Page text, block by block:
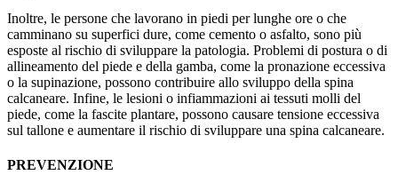
Inoltre, le persone che lavorano in piedi per lunghe ore o che
camminano su superfici dure, come cemento o asfalto, sono più
esposte al rischio di sviluppare la patologia. Problemi di postura o di
allineamento del piede e della gamba, come la pronazione eccessiva
o la supinazione, possono contribuire allo sviluppo della spina
calcaneare. Infine, le lesioni o infiammazioni ai tessuti molli del
piede, come la fascite plantare, possono causare tensione eccessiva
sul tallone e aumentare il rischio di sviluppare una spina calcaneare.
PREVENZIONE